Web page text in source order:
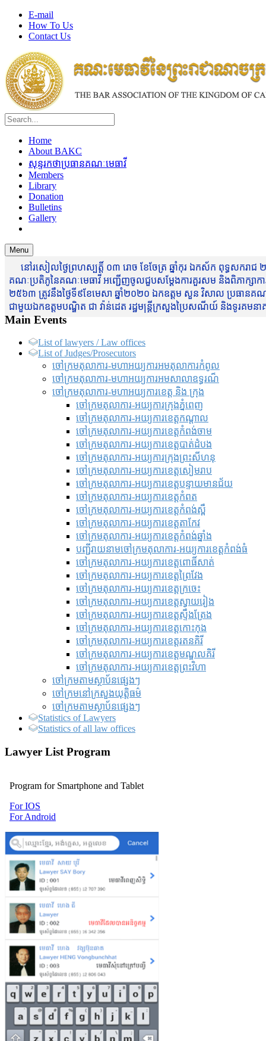
E-mail
How To Us
Contact Us
Home
About BAKC
សុន្ទរកថាប្រធានគណៈមេធាវី
Members
Library
Donation
Bulletins
Gallery
Menu
នៅរសៀលថ្ងៃព្រហស្បត្តិ៍ ០៣ រោច ខែចែត្រ ឆ្នាំកុរ ឯកស័ក ពុទ្ធសករាជ
គណៈប្រតិភូនៃគណៈមេធាវី អញ្ជើញចូលជួបសម្តែងការគួរសម និងពិភាក្សាកា
២៥៦៣ ត្រូវនឹងថ្ងៃទី៩ខែមេសា ឆ្នាំ២០២០ ឯកឧត្តម សួន វិសាល ប្រធានគណ
ជាមួយឯកឧត្តមបណ្ឌិត ជា វ៉ាន់ដេត រដ្ឋមន្រ្តីក្រសួងប្រៃសណីយ៍ និងទូរគ
Main Events
List of lawyers / Law offices
List of Judges/Prosecutors
ចៅក្រមតុលាការ-មហាអយ្យការអមតុលាការកំពូល
ចៅក្រមតុលាការ-មហាអយ្យការអមសាលាឧទ្ធរណ៏
ចៅក្រមតុលាការ-មហាអយ្យការខេត្ត និង ក្រុង
ចៅក្រមតុលាការ-អយ្យការក្រុងភ្នំពេញ
ចៅក្រមតុលាការ-អយ្យការខេត្តកណ្តាល
ចៅក្រមតុលាការ-អយ្យការខេត្តកំពង់ចាម
ចៅក្រមតុលាការ-អយ្យការខេត្តបាត់ដំបង
ចៅក្រមតុលាការ-អយ្យការ​ក្រុងព្រះសីហនុ
ចៅក្រមតុលាការ-អយ្យការខេត្តសៀមរាប
ចៅក្រមតុលាការ-អយ្យការខេត្តបន្ទាយមានជ័យ
ចៅក្រមតុលាការ-អយ្យការខេត្តកំពត
ចៅក្រមតុលាការ-អយ្យការខេត្តកំពង់ស្ពឺ
ចៅក្រមតុលាការ-អយ្យការខេត្តតាកែវ
ចៅក្រមតុលាការ-អយ្យការខេត្តកំពង់ឆ្នាំង
បញ្ជីរាយនាមចៅក្រមតុលាការ-អយ្យការខេត្តកំពង់ធំ
ចៅក្រមតុលាការ-អយ្យការខេត្តពោធិ៍សាត់
ចៅក្រមតុលាការ-អយ្យការខេត្តព្រៃវែង
ចៅក្រមតុលាការ-អយ្យការខេត្តក្រចេះ
ចៅក្រមតុលាការ-អយ្យការខេត្តស្វាយរៀង
ចៅក្រមតុលាការ-អយ្យការខេត្តស្ទឹងត្រែង
ចៅក្រមតុលាការ-អយ្យការខេត្តកោះកុង
ចៅក្រមតុលាការ-អយ្យការខេត្តរតនគិរី
ចៅក្រមតុលាការ-អយ្យការខេត្តមណ្ឌលគិរី
ចៅក្រមតុលាការ-អយ្យការខេត្តព្រះវិហា
ចៅក្រមតាមស្ថាប័នផ្សេងៗ
ចៅក្រមនៅក្រសួងយុត្តិធម៌
ចៅក្រមតាមស្ថាប័នផ្សេងៗ
Statistics of Lawyers
Statistics of all law offices
Lawyer List Program
Program for Smartphone and Tablet
For IOS
For Android